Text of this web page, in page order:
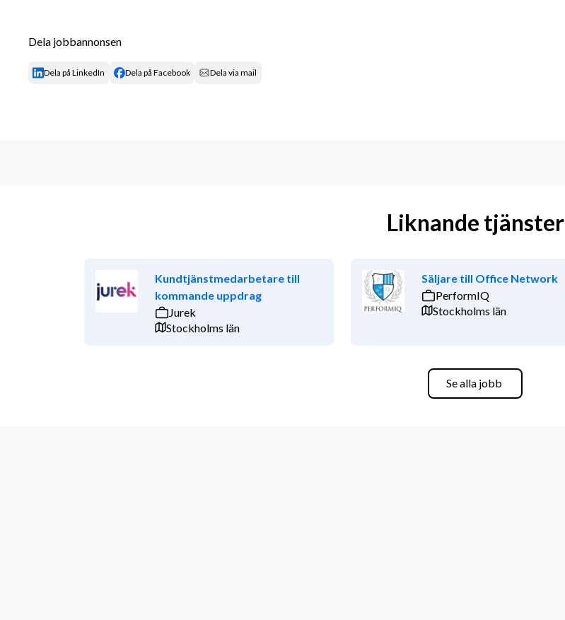
Dela jobbannonsen
Dela på LinkedIn Dela på Facebook Dela via mail
Liknande tjänster
Kundtjänstmedarbetare till
kommande uppdrag
Jurek
Stockholms län
Säljare till Office Network
PerformIQ
Stockholms län
Se alla jobb